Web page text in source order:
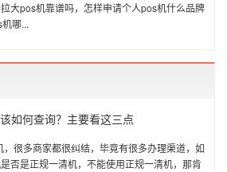
大pos机靠谱吗，怎样申请个人pos机什么品牌
哪...
如何查询？主要看这三点
很多商家都很纠结，毕竟有很多办理渠道，如
否是正规一清机，不能使用正规一清机，那肯